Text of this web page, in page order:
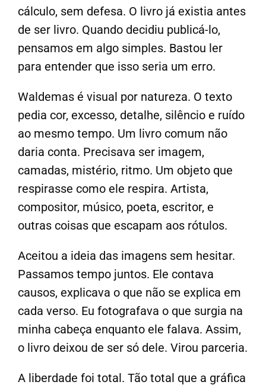
cálculo, sem defesa. O livro já existia antes
de ser livro. Quando decidiu publicá-lo,
pensamos em algo simples. Bastou ler
para entender que isso seria um erro.
Waldemas é visual por natureza. O texto
pedia cor, excesso, detalhe, silêncio e ruído
ao mesmo tempo. Um livro comum não
daria conta. Precisava ser imagem,
camadas, mistério, ritmo. Um objeto que
respirasse como ele respira. Artista,
compositor, músico, poeta, escritor, e
outras coisas que escapam aos rótulos.
Aceitou a ideia das imagens sem hesitar.
Passamos tempo juntos. Ele contava
causos, explicava o que não se explica em
cada verso. Eu fotografava o que surgia na
minha cabeça enquanto ele falava. Assim,
o livro deixou de ser só dele. Virou parceria.
A liberdade foi total. Tão total que a gráfica